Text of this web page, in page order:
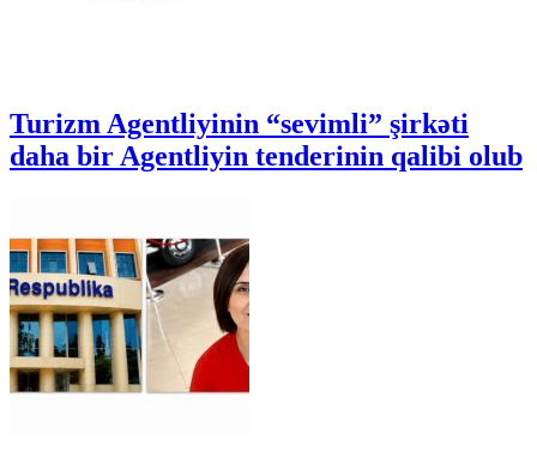
Turizm Agentliyinin “sevimli” şirkəti
daha bir Agentliyin tenderinin qalibi olub